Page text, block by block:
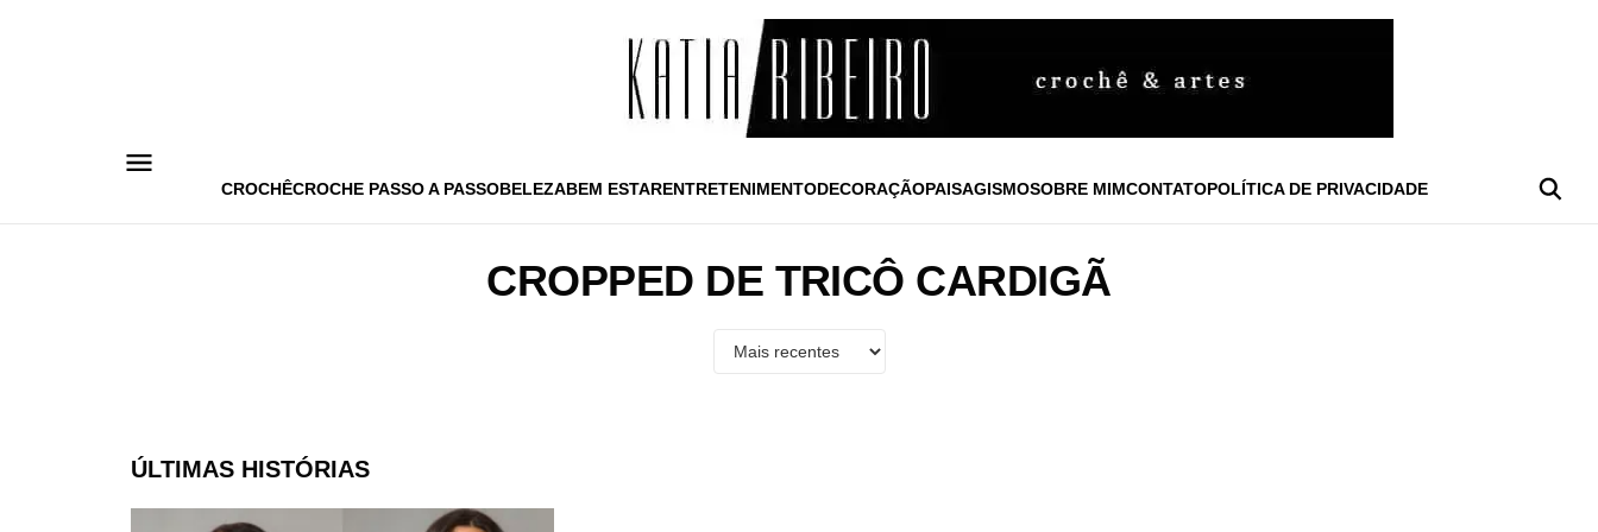
CROCHÊCROCHE PASSO A PASSOBELEZABEM ESTARENTRETENIMENTODECORAÇÃOPAISAGISMOSOBRE MIMCONTATOPOLÍTICA DE PRIVACIDADE
CROPPED DE TRICÔ CARDIGÃ
ÚLTIMAS HISTÓRIAS